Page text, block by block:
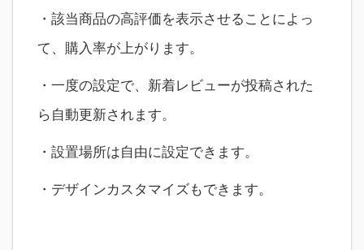
・該当商品の高評価を表示させることによっ
て、購入率が上がります。
・一度の設定で、新着レビューが投稿された
ら自動更新されます。
・設置場所は自由に設定できます。
・デザインカスタマイズもできます。